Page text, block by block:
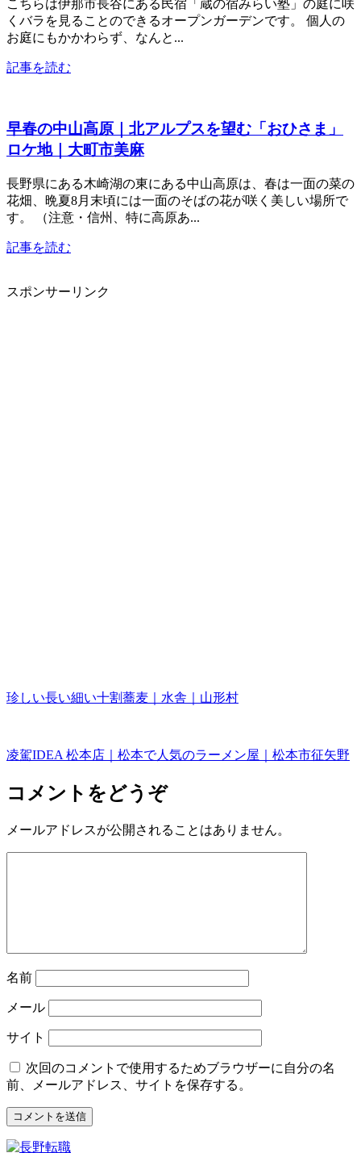
こちらは伊那市長谷にある民宿「蔵の宿みらい塾」の庭に咲
くバラを見ることのできるオープンガーデンです。 個人の
お庭にもかかわらず、なんと...
記事を読む
早春の中山高原｜北アルプスを望む「おひさま」
ロケ地｜大町市美麻
長野県にある木崎湖の東にある中山高原は、春は一面の菜の
花畑、晩夏8月末頃には一面のそばの花が咲く美しい場所で
す。 （注意・信州、特に高原あ...
記事を読む
スポンサーリンク
珍しい長い細い十割蕎麦｜水舎｜山形村
凌駕IDEA 松本店｜松本で人気のラーメン屋｜松本市征矢野
コメントをどうぞ
メールアドレスが公開されることはありません。
名前
メール
サイト
次回のコメントで使用するためブラウザーに自分の名
前、メールアドレス、サイトを保存する。